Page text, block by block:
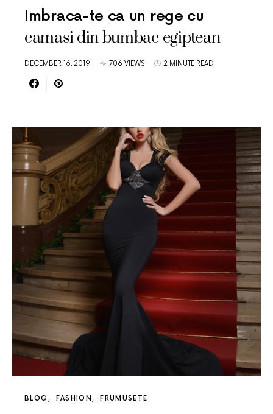
Imbraca-te ca un rege cu
camasi din bumbac egiptean
DECEMBER 16, 2019 706 VIEWS 2 MINUTE READ
BLOG FASHION FRUMUSETE